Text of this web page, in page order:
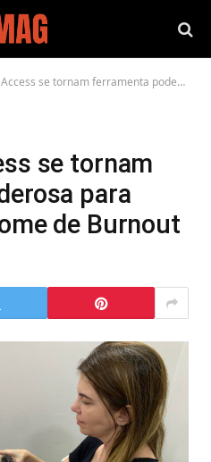
tornam ferramenta poderosa para tratar da Síndrome de Burnout
se tornam
para
de Burnout